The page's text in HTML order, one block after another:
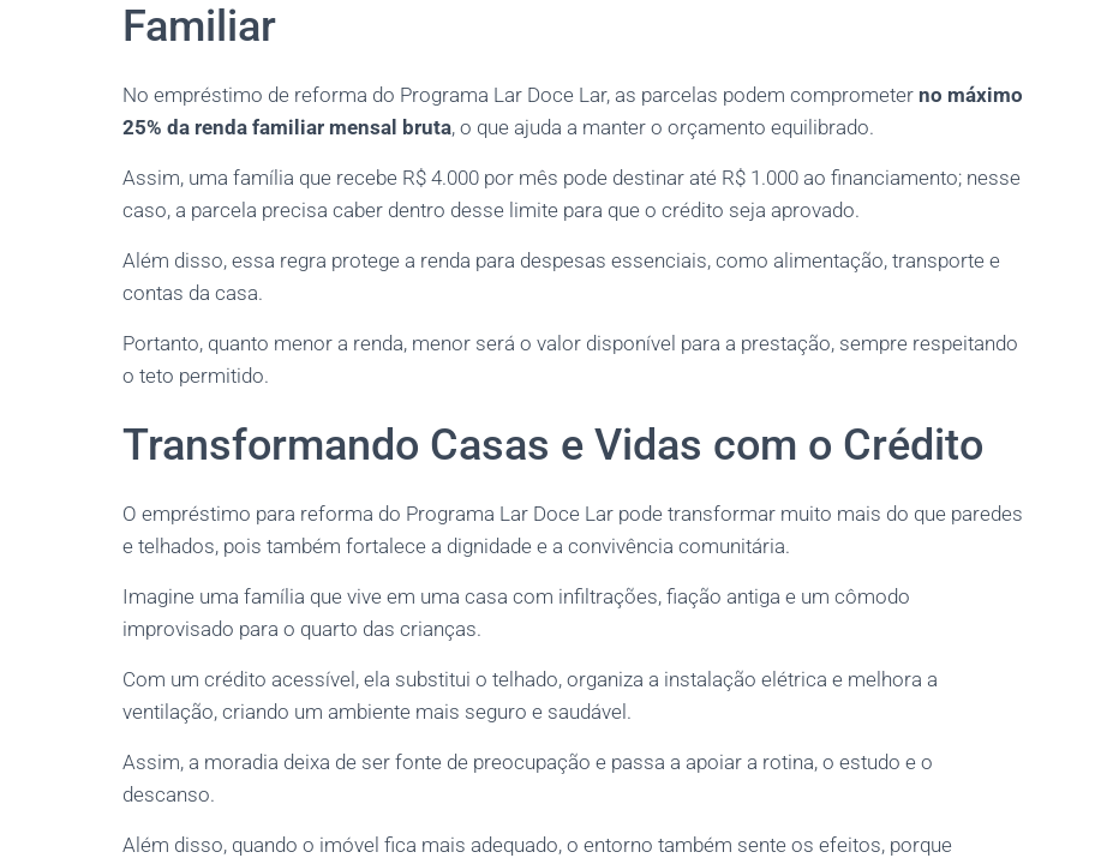
Familiar
No empréstimo de reforma do Programa Lar Doce Lar, as parcelas podem comprometer no máximo
25% da renda familiar mensal bruta, o que ajuda a manter o orçamento equilibrado.
Assim, uma família que recebe R$ 4.000 por mês pode destinar até R$ 1.000 ao financiamento; nesse
caso, a parcela precisa caber dentro desse limite para que o crédito seja aprovado.
Além disso, essa regra protege a renda para despesas essenciais, como alimentação, transporte e
contas da casa.
Portanto, quanto menor a renda, menor será o valor disponível para a prestação, sempre respeitando
o teto permitido.
Transformando Casas e Vidas com o Crédito
O empréstimo para reforma do Programa Lar Doce Lar pode transformar muito mais do que paredes
e telhados, pois também fortalece a dignidade e a convivência comunitária.
Imagine uma família que vive em uma casa com infiltrações, fiação antiga e um cômodo
improvisado para o quarto das crianças.
Com um crédito acessível, ela substitui o telhado, organiza a instalação elétrica e melhora a
ventilação, criando um ambiente mais seguro e saudável.
Assim, a moradia deixa de ser fonte de preocupação e passa a apoiar a rotina, o estudo e o
descanso.
Além disso, quando o imóvel fica mais adequado, o entorno também sente os efeitos, porque